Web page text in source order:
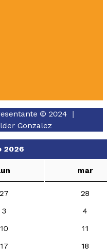
© 2024 |
Gonzalez
2026
mar
27
28
3
4
10
11
17
18